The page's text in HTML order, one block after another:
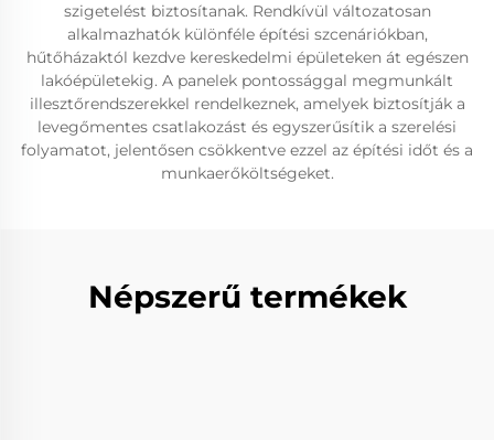
szigetelést biztosítanak. Rendkívül változatosan
alkalmazhatók különféle építési szcenáriókban,
hűtőházaktól kezdve kereskedelmi épületeken át egészen
lakóépületekig. A panelek pontossággal megmunkált
illesztőrendszerekkel rendelkeznek, amelyek biztosítják a
levegőmentes csatlakozást és egyszerűsítik a szerelési
folyamatot, jelentősen csökkentve ezzel az építési időt és a
munkaerőköltségeket.
Népszerű termékek